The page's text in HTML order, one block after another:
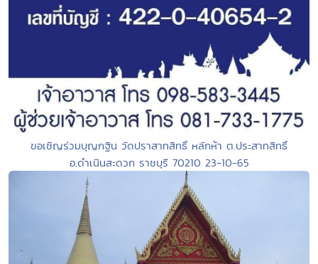
ขอเชิญร่วมบุญกฐิน วัดปราสาทสิทธิ์ หลักห้า ต.ประสาทสิทธิ์
อ.ดำเนินสะดวก ราชบุรี 70210 23-10-65